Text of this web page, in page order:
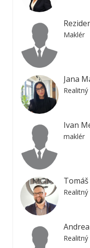
Maklér
Jana
Ivan
maklér